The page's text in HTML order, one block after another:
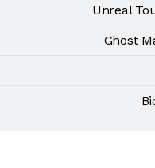
Unreal
Ghost